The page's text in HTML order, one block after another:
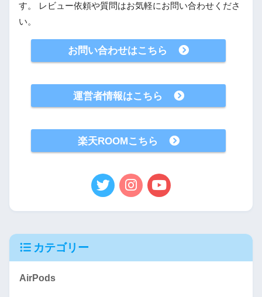
す。 レビュー依頼や質問はお気軽にお問い合わせくださ
い。
お問い合わせはこちら
運営者情報はこちら
楽天ROOMこちら
カテゴリー
AirPods